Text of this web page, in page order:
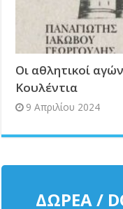
Οι αθλητικοί
Κουλέντια
9 Απριλίου 2024
ΔΩΡΕΑ /